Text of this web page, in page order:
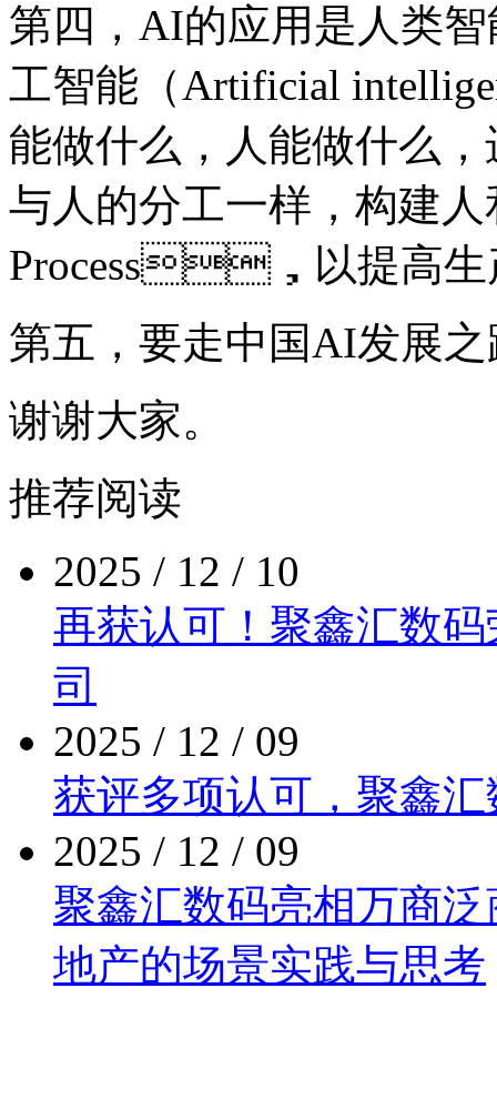
第四，AI的应用是人类
工智能（Artificial
能做什么，人能做什么
与人的分工一样，构建
Process，以提高生
第五，要走中国AI发展
谢谢大家。
推荐阅读
2025 / 12 / 10
再获认可！聚鑫汇
司
2025 / 12 / 09
获评多项认可，聚
2025 / 12 / 09
聚鑫汇数码亮相万商泛
地产的场景实践与思考